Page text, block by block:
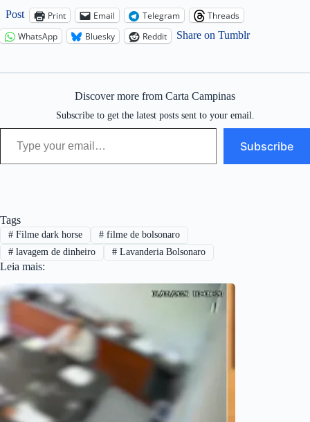
Post Print Email Telegram
Threads
WhatsApp
Bluesky Reddit Share on Tumblr
Discover more from Carta Campinas
Subscribe to get the latest posts sent to your email.
Type your email…
Subscribe
Tags
#Filme dark horse #filme de bolsonaro
#lavagem de dinheiro #Lavanderia Bolsonaro
Leia mais: